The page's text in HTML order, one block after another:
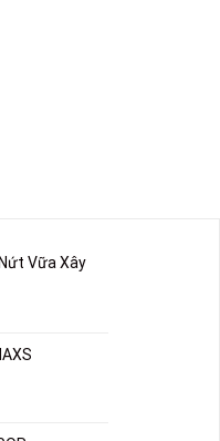
Vữa Xây